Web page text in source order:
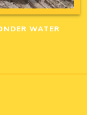
WATER